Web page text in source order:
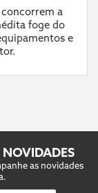
a
foge do
e
as novidades